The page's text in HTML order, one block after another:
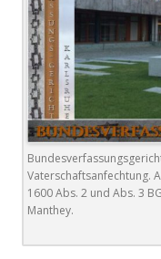
Vaterschaftsanfechtung.
1600 Abs. 2 und Abs. 3
Manthey.